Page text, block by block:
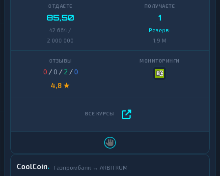
85,50
42 664 /
2 000 000
1
Резерв:
1,9 M
0 / 0 / 2 /0
4,8 ★
CoolCoin Газпромбанк ↔ ARBITRUM